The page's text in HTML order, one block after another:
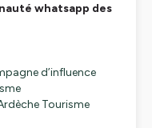
whatsapp des
d’influence
Tourisme